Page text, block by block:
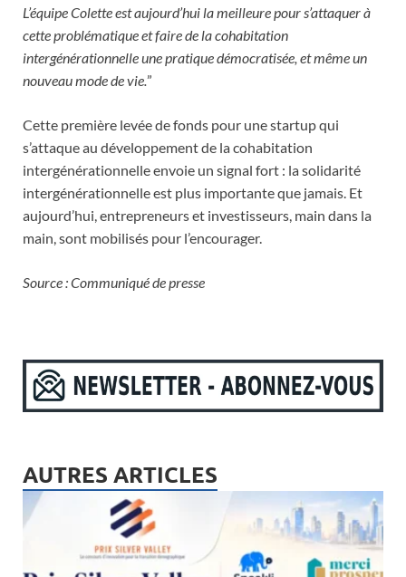
L’équipe Colette est aujourd’hui la meilleure pour s’attaquer à
cette problématique et faire de la cohabitation
intergénérationnelle une pratique démocratisée, et même un
nouveau mode de vie.”
Cette première levée de fonds pour une startup qui
s’attaque au développement de la cohabitation
intergénérationnelle envoie un signal fort : la solidarité
intergénérationnelle est plus importante que jamais. Et
aujourd’hui, entrepreneurs et investisseurs, main dans la
main, sont mobilisés pour l’encourager.
Source : Communiqué de presse
AUTRES ARTICLES